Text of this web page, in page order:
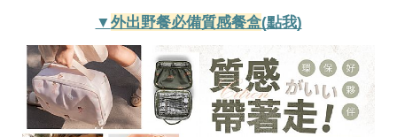
新
知
事
活
▼外出野餐必備質感餐盒(點我)